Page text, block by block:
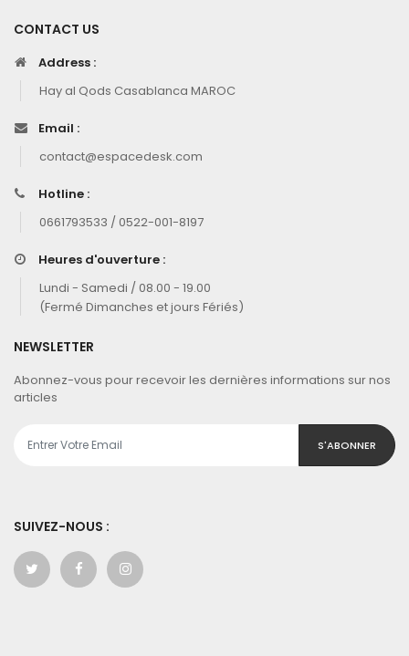
CONTACT US
Address :
Hay al Qods Casablanca MAROC
Email :
contact@espacedesk.com
Hotline :
0661793533 / 0522-001-8197
Heures d'ouverture :
Lundi - Samedi / 08.00 - 19.00
(Fermé Dimanches et jours Fériés)
NEWSLETTER
Abonnez-vous pour recevoir les dernières informations sur nos
articles
S'ABONNER
SUIVEZ-NOUS :